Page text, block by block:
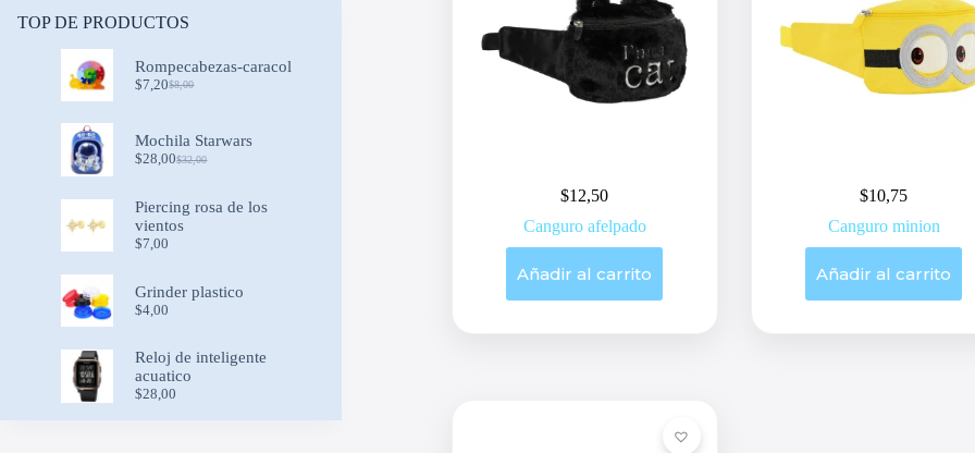
$12,50
Canguro afelpado
Añadir al carrito
$10,75
Canguro minion
Añadir al carrito
TOP DE PRODUCTOS
Rompecabezas-caracol
$8,00
Original
$8,00.
$7,20Current
$7,20.
Mochila Starwars
$32,00
Original
was:
$32,00.
$28,00Current
is:
$28,00.
Piercing rosa de los
vientos
$7,00
Grinder plastico
$4,00
Reloj de inteligente
acuatico
$28,00